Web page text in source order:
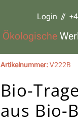
Login //
Ökologische
Artikelnummer:V222B
Bio-
aus Bio-